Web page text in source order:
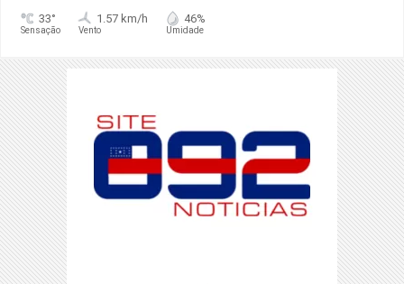
33°
Sensação
1.57 km/h
Vento
46%
Umidade